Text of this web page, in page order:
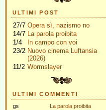
ULTIMI POST
27/7 Opera sì, nazismo no
14/7 La parola proibita
1/4
In campo con voi
23/2 Nuovo cinema Luftansia
(2026)
11/2 Wormslayer
ULTIMI COMMENTI
gs
La parola proibita